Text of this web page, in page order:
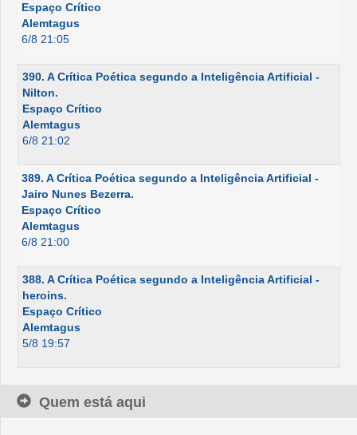
Espaço Crítico
Alemtagus
6/8 21:05
390. A Crítica Poética segundo a Inteligência Artificial -
Nilton.
Espaço Crítico
Alemtagus
6/8 21:02
389. A Crítica Poética segundo a Inteligência Artificial -
Jairo Nunes Bezerra.
Espaço Crítico
Alemtagus
6/8 21:00
388. A Crítica Poética segundo a Inteligência Artificial -
heroins.
Espaço Crítico
Alemtagus
5/8 19:57
Quem está aqui